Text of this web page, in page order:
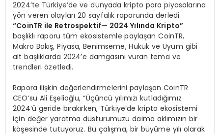
2024’te Türkiye’de ve dünyada kripto para piyasalarına
yön veren olayları 20 sayfalık raporunda derledi.
“CoinTR ile Retrospektif— 2024 Yılında Kripto”
başlıklı raporu tüm ekosistemle paylaşan CoinTR,
Makro Bakış, Piyasa, Benimseme, Hukuk ve Uyum gibi
alt başlıklarda 2024’e damgasını vuran tema ve
trendleri özetledi.
Rapora ilişkin değerlendirmelerini paylaşan CoinTR
CEO’su Ali Eşelioğlu, “Üçüncü yılımızı kutladığımız
2024’ü geride bırakırken, Türkiye’de kripto ekosistemi
için değer yaratma düsturumuzu daima aklımızın bir
köşesinde tutuyoruz. Bu çalışma, bir büyüme yılı olarak